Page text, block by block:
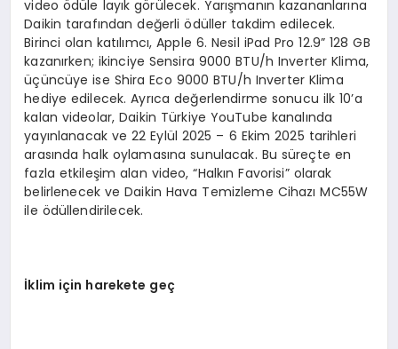
video ödüle layık görülecek. Yarışmanın kazananlarına
Daikin tarafından değerli ödüller takdim edilecek.
Birinci olan katılımcı, Apple 6. Nesil iPad Pro 12.9” 128 GB
kazanırken; ikinciye Sensira 9000 BTU/h Inverter Klima,
üçüncüye ise Shira Eco 9000 BTU/h Inverter Klima
hediye edilecek. Ayrıca değerlendirme sonucu ilk 10’a
kalan videolar, Daikin Türkiye YouTube kanalında
yayınlanacak ve 22 Eylül 2025 – 6 Ekim 2025 tarihleri
arasında halk oylamasına sunulacak. Bu süreçte en
fazla etkileşim alan video, “Halkın Favorisi” olarak
belirlenecek ve Daikin Hava Temizleme Cihazı MC55W
ile ödüllendirilecek.
İklim için harekete geç